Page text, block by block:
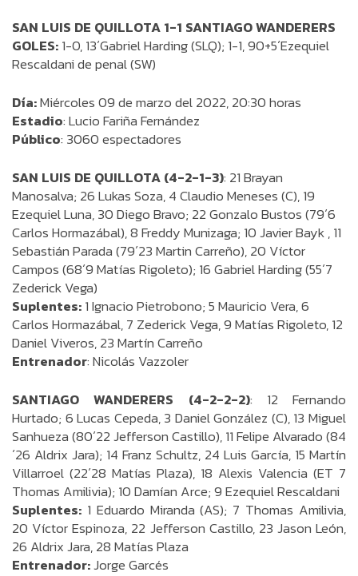
SAN LUIS DE QUILLOTA 1-1 SANTIAGO WANDERERS
GOLES: 1-0, 13´Gabriel Harding (SLQ); 1-1, 90+5´Ezequiel
Rescaldani de penal (SW)
Día:Miércoles 09 de marzo del 2022, 20:30 horas
Estadio: Lucio Fariña Fernández
Público: 3060 espectadores
SAN LUIS DE QUILLOTA (4-2-1-3): 21 Brayan
Manosalva; 26 Lukas Soza, 4 Claudio Meneses (C), 19
Ezequiel Luna, 30 Diego Bravo; 22 Gonzalo Bustos (79´6
Carlos Hormazábal), 8 Freddy Munizaga; 10 Javier Bayk , 11
Sebastián Parada (79´23 Martin Carreño), 20 Víctor
Campos (68´9 Matías Rigoleto); 16 Gabriel Harding (55´7
Zederick Vega)
Suplentes: 1 Ignacio Pietrobono; 5 Mauricio Vera, 6
Carlos Hormazábal, 7 Zederick Vega, 9 Matías Rigoleto, 12
Daniel Viveros, 23 Martín Carreño
Entrenador: Nicolás Vazzoler
SANTIAGO WANDERERS (4-2-2-2): 12 Fernando
Hurtado; 6 Lucas Cepeda, 3 Daniel González (C), 13 Miguel
Sanhueza (80´22 Jefferson Castillo), 11 Felipe Alvarado (84
´26 Aldrix Jara); 14 Franz Schultz, 24 Luis García, 15 Martín
Villarroel (22´28 Matías Plaza), 18 Alexis Valencia (ET 7
Thomas Amilivia); 10 Damían Arce; 9 Ezequiel Rescaldani
Suplentes: 1 Eduardo Miranda (AS); 7 Thomas Amilivia,
20 Víctor Espinoza, 22 Jefferson Castillo, 23 Jason León,
26 Aldrix Jara, 28 Matías Plaza
Entrenador:Jorge Garcés